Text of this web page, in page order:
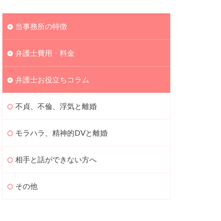
当事務所の特徴
弁護士費用・料金
弁護士お役立ちコラム
不貞、不倫、浮気と離婚
モラハラ、精神的DVと離婚
相手と話ができない方へ
その他